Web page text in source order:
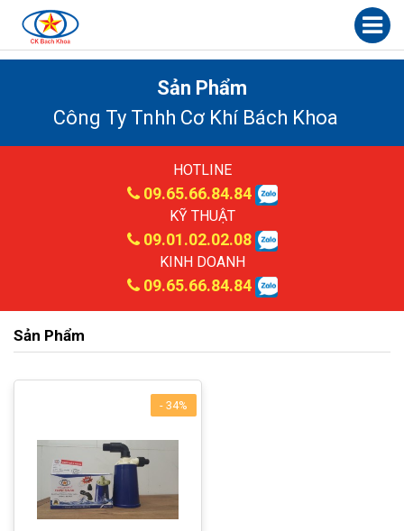
Sản Phẩm
Công Ty Tnhh Cơ Khí Bách Khoa
HOTLINE
09.65.66.84.84
KỸ THUẬT
09.01.02.02.08
KINH DOANH
09.65.66.84.84
Sản Phẩm
- 34%